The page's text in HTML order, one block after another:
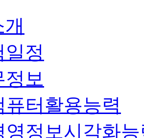
일정
정보
퓨터활용능력
영정보시각화